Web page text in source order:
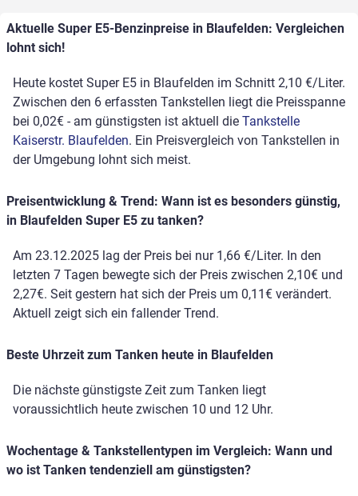
Aktuelle Super E5-Benzinpreise in Blaufelden: Vergleichen
lohnt sich!
Heute kostet Super E5 in Blaufelden im Schnitt 2,10 €/Liter.
Zwischen den 6 erfassten Tankstellen liegt die Preisspanne
bei 0,02€ - am günstigsten ist aktuell die Tankstelle
Kaiserstr. Blaufelden. Ein Preisvergleich von Tankstellen in
der Umgebung lohnt sich meist.
Preisentwicklung & Trend: Wann ist es besonders günstig,
in Blaufelden Super E5 zu tanken?
Am 23.12.2025 lag der Preis bei nur 1,66 €/Liter. In den
letzten 7 Tagen bewegte sich der Preis zwischen 2,10€ und
2,27€. Seit gestern hat sich der Preis um 0,11€ verändert.
Aktuell zeigt sich ein fallender Trend.
Beste Uhrzeit zum Tanken heute in Blaufelden
Die nächste günstigste Zeit zum Tanken liegt
voraussichtlich heute zwischen 10 und 12 Uhr.
Wochentage & Tankstellentypen im Vergleich: Wann und
wo ist Tanken tendenziell am günstigsten?